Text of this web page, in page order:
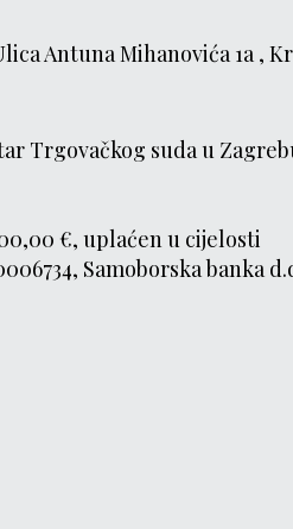
Antuna Mihanovića 1a ,
Trgovačkog suda u
€, uplaćen u cijelosti
Samoborska banka